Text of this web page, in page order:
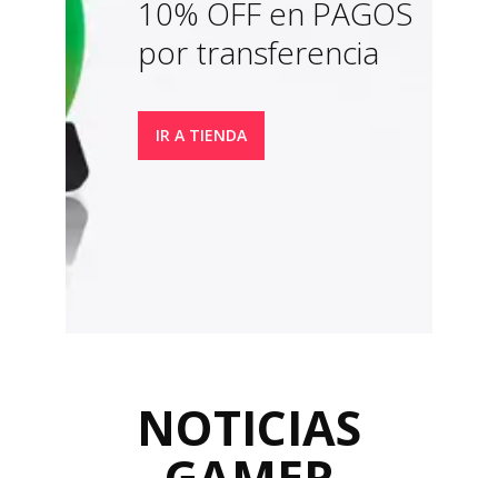
10% OFF en PAGOS
por transferencia
IR A TIENDA
NOTICIAS